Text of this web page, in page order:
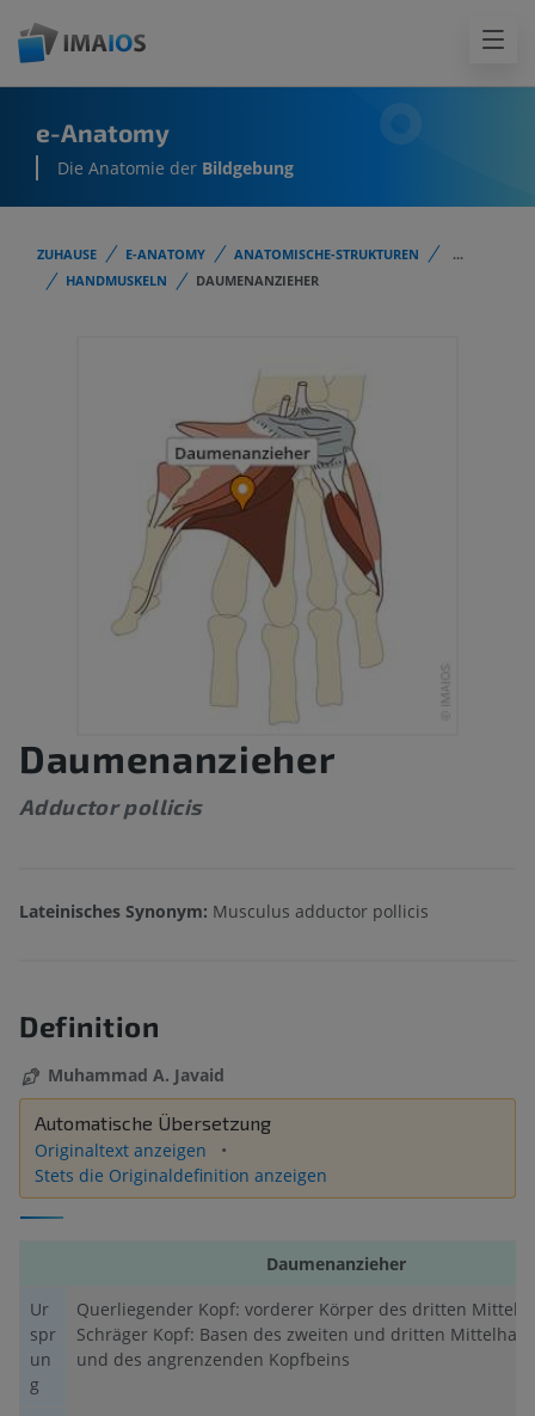
e-Anatomy
Die Anatomie der Bildgebung
ZUHAUSE E-ANATOMY ANATOMISCHE-STRUKTUREN
...
HANDMUSKELN
DAUMENANZIEHER
Daumenanzieher
Adductor pollicis
Lateinisches Synonym: Musculus adductor pollicis
Definition
Muhammad A. Javaid
Automatische Übersetzung
Originaltext anzeigen
Stets die Originaldefinition anzeigen
Daumenanzieher
Ur
spr
un
g
Querliegender Kopf: vorderer Körper des dritten
Schräger Kopf: Basen des zweiten und dritten
und des angrenzenden Kopfbeins